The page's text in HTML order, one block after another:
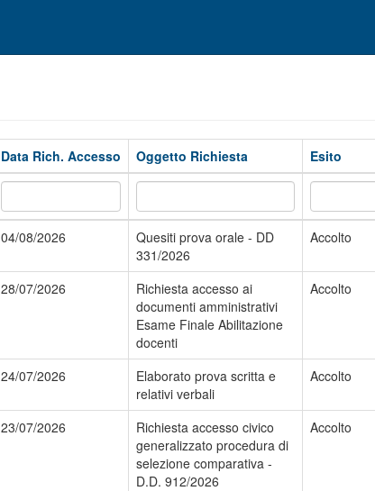
Data Rich. Accesso Oggetto Richiesta Esito
04/08/2026
Quesiti prova orale - DD
331/2026
Accolto
28/07/2026
Richiesta accesso ai
documenti amministrativi
Esame Finale Abilitazione
docenti
Accolto
24/07/2026
Elaborato prova scritta e
relativi verbali
Accolto
23/07/2026
Richiesta accesso civico
generalizzato procedura di
selezione comparativa -
D.D. 912/2026
Accolto